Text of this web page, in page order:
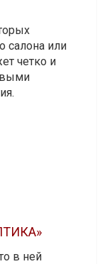
салона или
четко и
в ней